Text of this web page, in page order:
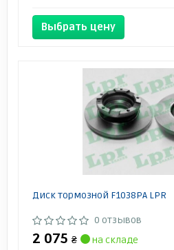
Выбрать цену
Диск тормозной F1038PA LPR
0 отзывов
2 075 ₴
на складе